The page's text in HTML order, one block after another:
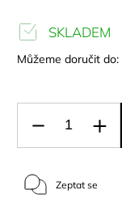
SKLADEM
Můžeme doručit do:
Zeptat se